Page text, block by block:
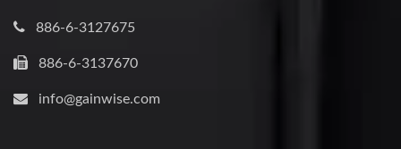
886-6-3127675
886-6-3137670
info@gainwise.com